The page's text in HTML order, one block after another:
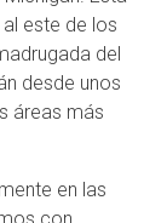
este de los
del
desde unos
áreas más
en las